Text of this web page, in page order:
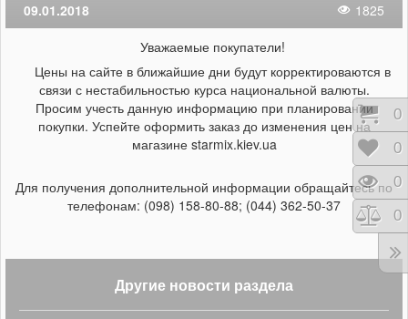
09.01.2018
1825
Уважаемые покупатели!
Цены на сайте в ближайшие дни будут корректироваются в
связи с нестабильностью курса национальной валюты.
Просим учесть данную информацию при планировании
покупки. Успейте оформить заказ до изменения цен на
магазине starmix.kiev.ua
Для получения дополнительной информации обращайтесь по
телефонам: (098) 158-80-88; (044) 362-50-37
Другие новости раздела
0
0
0
0